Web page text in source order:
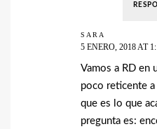
SARA
5 ENERO, 2018 AT
Vamos a RD en
poco reticente
que es lo que
pregunta es: